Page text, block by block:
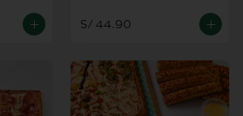
S/ 44.90